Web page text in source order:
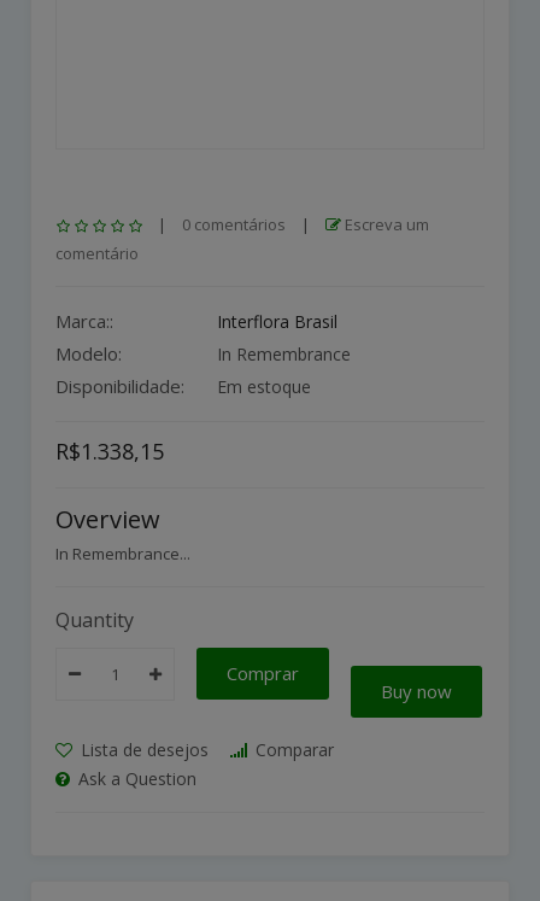
| 0 comentários |
Escreva um
comentário
Marca:: Interflora Brasil
Modelo: In Remembrance
Disponibilidade: Em estoque
R$1.338,15
Overview
In Remembrance...
Quantity
Comprar
Buy now
Lista de desejos
Comparar
Ask a Question